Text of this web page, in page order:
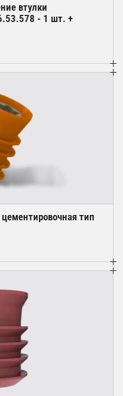
втулки
- 1 шт. +
тип